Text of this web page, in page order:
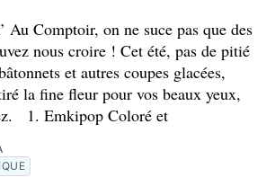
Au Comptoir, on ne suce pas que des
nous croire ! Cet été, pas de pitié
et autres coupes glacées,
la fine fleur pour vos beaux yeux,
1. Emkipop Coloré et